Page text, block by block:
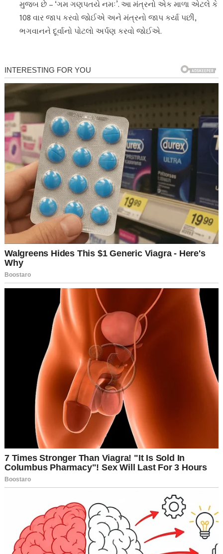
મુજબ છે – ‘ગમ ગણપતયે નમઃ’. આ મંત્રનો એક માળા એટલે કે
108 વાર જાપ કરવો જોઈએ અને મંત્રનો જાપ કર્યા પછી,
ભગવાનને દૂર્વાનો પોટલો અર્પણ કરવો જોઈએ.